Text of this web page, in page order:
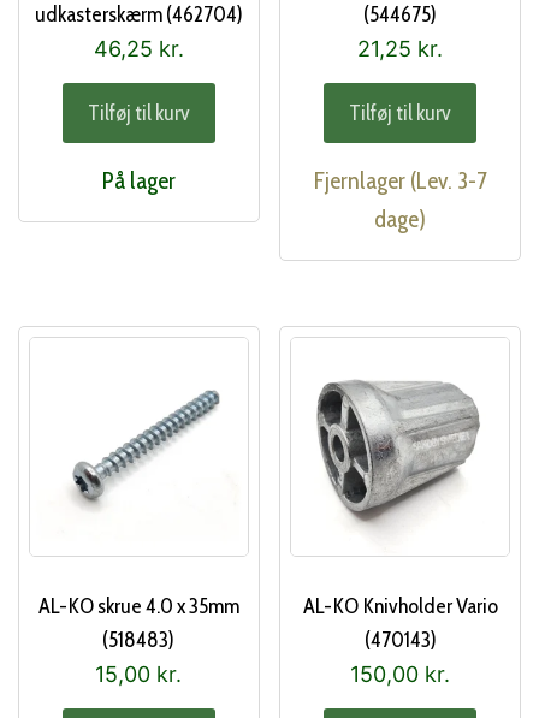
udkasterskærm (462704)
46,25 kr.
Tilføj til kurv
På lager
(544675)
21,25 kr.
Tilføj til kurv
Fjernlager (Lev. 3-7
dage)
AL-KO skrue 4.0 x 35mm
(518483)
15,00 kr.
AL-KO Knivholder Vario
(470143)
150,00 kr.